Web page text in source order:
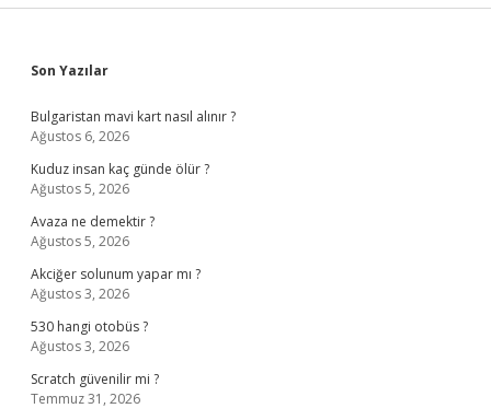
Sidebar
Son Yazılar
Bulgaristan mavi kart nasıl alınır ?
Ağustos 6, 2026
Kuduz insan kaç günde ölür ?
Ağustos 5, 2026
Avaza ne demektir ?
Ağustos 5, 2026
Akciğer solunum yapar mı ?
Ağustos 3, 2026
530 hangi otobüs ?
Ağustos 3, 2026
Scratch güvenilir mi ?
Temmuz 31, 2026